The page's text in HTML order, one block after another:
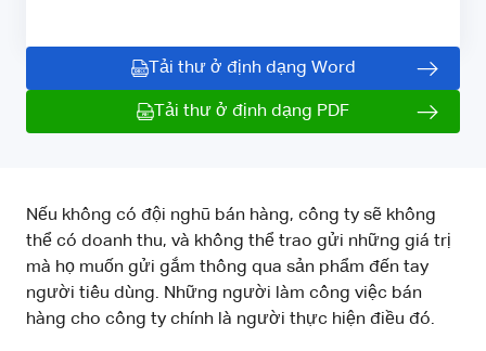
Tải thư ở định dạng Word
Tải thư ở định dạng PDF
Nếu không có đội nghũ bán hàng, công ty sẽ không
thể có doanh thu, và không thể trao gửi những giá trị
mà họ muốn gửi gắm thông qua sản phẩm đến tay
người tiêu dùng. Những người làm công việc bán
hàng cho công ty chính là người thực hiện điều đó.